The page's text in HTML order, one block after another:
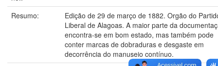
Resumo:
Edição de 29 de março de 1882. Orgão do
Liberal de Alagoas. A maior parte da
encontra-se em bom estado, mas também pode
conter marcas de dobraduras e desgaste em
decorrência do manuseio contínuo.